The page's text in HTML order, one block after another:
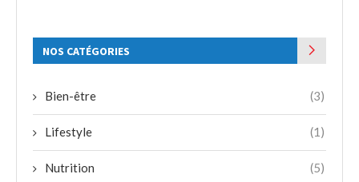
NOS CATÉGORIES
Bien-être (3)
Lifestyle (1)
Nutrition (5)